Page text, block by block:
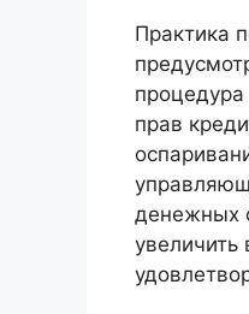
Практика
прав
денежных
увеличить